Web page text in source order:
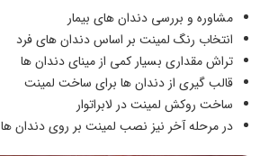
مشاوره و بررسی دندان های بیمار
انتخاب رنگ لمینت بر اساس دندان های فرد
تراش مقداری بسیار کمی از مینای دندان ها
قالب گیری از دندان ها برای ساخت لمینت
ساخت روکش لمینت در لابراتوار
در مرحله آخر نیز نصب لمینت بر روی دندان ها